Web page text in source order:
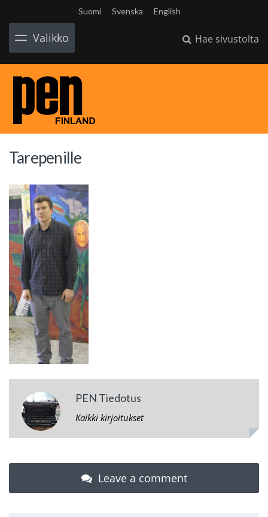
Suomi Svenska English
Valikko Hae sivustolta
Tarepenille
PEN Tiedotus
Kaikki kirjoitukset
Leave a comment